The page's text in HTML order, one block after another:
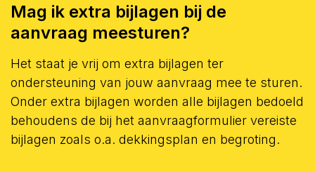
Mag ik extra bijlagen bij de
aanvraag meesturen?
Het staat je vrij om extra bijlagen ter
ondersteuning van jouw aanvraag mee te sturen.
Onder extra bijlagen worden alle bijlagen bedoeld
behoudens de bij het aanvraagformulier vereiste
bijlagen zoals o.a. dekkingsplan en begroting.